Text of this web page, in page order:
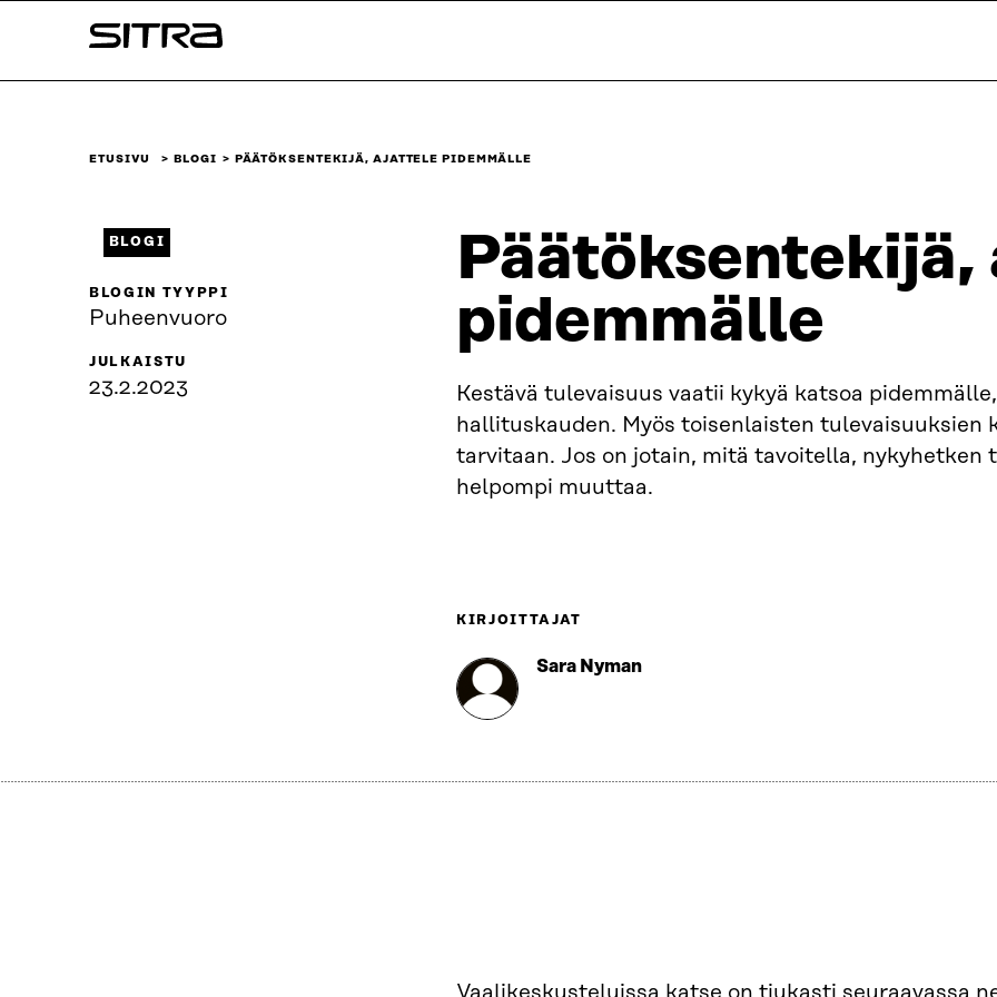
sisältöön
Sitra
ETUSIVU BLOGI PÄÄTÖKSENTEKIJÄ, AJATTELE PIDEMMÄLLE
pidemmälle
Kestävä tulevaisuus vaatii kykyä katsoa
hallituskauden. Myös toisenlaisten tulevaisuuksien
tarvitaan. Jos on jotain, mitä tavoitella, nykyhetken
helpompi muuttaa.
BLOGI
BLOGIN TYYPPI
Puheenvuoro
JULKAISTU
23.2.2023
KIRJOITTAJAT
Sara Nyman